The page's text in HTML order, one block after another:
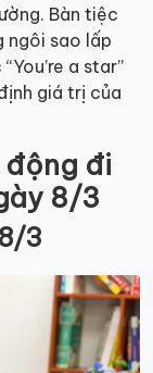
Bàn tiệc
ngôi sao lấp
a star”
giá trị của
động đi
8/3
3